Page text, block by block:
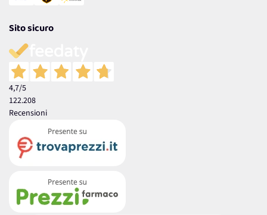
Sito sicuro
4,7/5
122.208
Recensioni